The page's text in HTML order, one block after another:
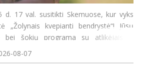
d. 17 val. susitikti Skemuose, kur vyks
„Žolynais kvepianti bendrystė“! Jūsų
bei šokių programa su atlikėjais iš
bendro žolynų paveikslo kūrimas
08-07